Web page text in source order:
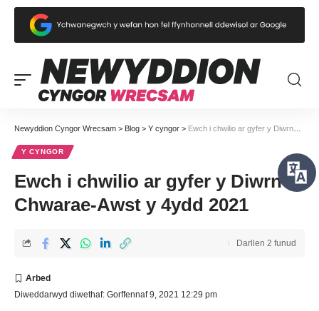
Newyddion Cyngor Wrecsam > Blog > Y cyngor > Ewch i chwilio ar gyfer y Diwrnod Chwarae-Awst y 4ydd 2021
Y CYNGOR
Ewch i chwilio ar gyfer y Diwrnod
Chwarae-Awst y 4ydd 2021
Diweddarwyd diwethaf: Gorffennaf 9, 2021 12:29 pm
Darllen 2 funud